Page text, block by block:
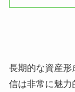
長期的な資産形
信は非常に魅力